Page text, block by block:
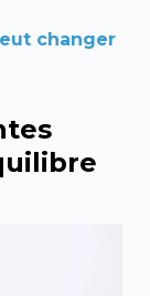
changer